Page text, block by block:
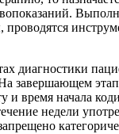
проводятся
диагностики
завершающем
и время начала
недели